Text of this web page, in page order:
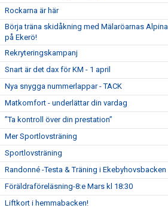
Rockarna är här
Börja träna skidåkning med Mälaröarnas
på Ekerö!
Rekryteringskampanj
Snart är det dax för KM - 1 april
Nya snygga nummerlappar - TACK
Matkomfort - underlättar din vardag
”Ta kontroll över din prestation”
Mer Sportlovsträning
Sportlovsträning
Randonné -Testa & Träning i Ekebyhovsbacken
Föräldraföreläsning-8:e Mars kl 18:30
Liftkort i hemmabacken!